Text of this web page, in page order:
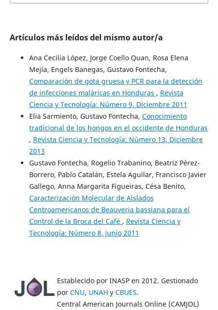
Artículos más leídos del mismo autor/a
Ana Cecilia López, Jorge Coello Quan, Rosa Elena
Mejía, Engels Banegas, Gustavo Fontecha,
Comparación de gota gruesa y PCR para la detección
de infecciones maláricas en Honduras , Revista
Ciencia y Tecnología: Número 9, Diciembre 2011
Elia Sarmiento, Gustavo Fontecha, Conocimiento
tradicional de los hongos en el occidente de Honduras
, Revista Ciencia y Tecnología: Número 13, Diciembre
2013
Gustavo Fontecha, Rogelio Trabanino, Beatriz Pérez-
Borrero, Pablo Catalán, Estela Aguilar, Francisco Javier
Gallego, Anna Margarita Figueiras, Césa Benito,
Caracterización Molecular de Aislados
Centroamericanos de Beauveria bassiana para el
Control de la Broca del Café , Revista Ciencia y
Tecnología: Número 8, junio 2011
Establecido por INASP en 2012. Gestionado
por CNU, UNAH y CBUES.
Central American Journals Online (CAMJOL)